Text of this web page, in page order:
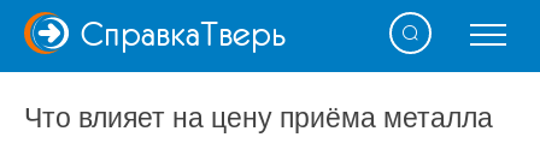
СправкаТверь
Что влияет на цену приёма металла